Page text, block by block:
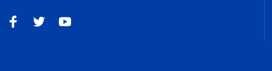
FacebookTwitterYouTube